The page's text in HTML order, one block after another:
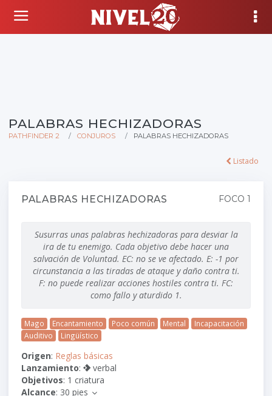
PALABRAS HECHIZADORAS
PATHFINDER 2 CONJUROS PALABRAS HECHIZADORAS
Listado
PALABRAS HECHIZADORAS FOCO 1
Susurras unas palabras hechizadoras para desviar la
ira de tu enemigo. Cada objetivo debe hacer una
salvación de Voluntad. EC: no se ve afectado. E: -1 por
circunstancia a las tiradas de ataque y daño contra ti.
F: no puede realizar acciones hostiles contra ti. FC:
como fallo y aturdido 1.
Mago Encantamiento Poco común Mental
Incapacitación
Auditivo
Lingüístico
Origen: Reglas básicas
Lanzamiento: 1verbal
Objetivos: 1 criatura
Alcance: 30 pies